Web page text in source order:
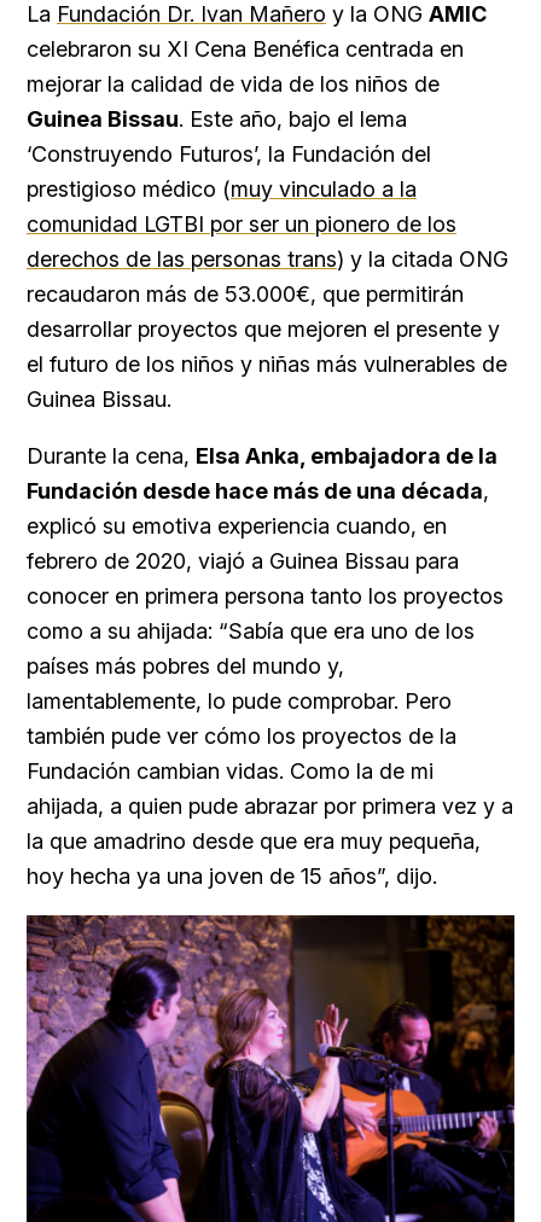
La Fundación Dr. Ivan Mañero y la ONG AMIC
celebraron su XI Cena Benéfica centrada en
mejorar la calidad de vida de los niños de
Guinea Bissau. Este año, bajo el lema
‘Construyendo Futuros’, la Fundación del
prestigioso médico (muy vinculado a la
comunidad LGTBI por ser un pionero de los
derechos de las personas trans) y la citada ONG
recaudaron más de 53.000€, que permitirán
desarrollar proyectos que mejoren el presente y
el futuro de los niños y niñas más vulnerables de
Guinea Bissau.
Durante la cena, Elsa Anka, embajadora de la
Fundación desde hace más de una década,
explicó su emotiva experiencia cuando, en
febrero de 2020, viajó a Guinea Bissau para
conocer en primera persona tanto los proyectos
como a su ahijada: “Sabía que era uno de los
países más pobres del mundo y,
lamentablemente, lo pude comprobar. Pero
también pude ver cómo los proyectos de la
Fundación cambian vidas. Como la de mi
ahijada, a quien pude abrazar por primera vez y a
la que amadrino desde que era muy pequeña,
hoy hecha ya una joven de 15 años”, dijo.